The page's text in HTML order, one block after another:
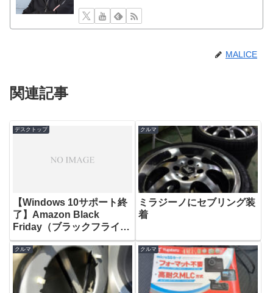
MALICE
関連記事
デスクトップ
【Windows 10サポート終
了】Amazon Black
Friday（ブラックフライデ
ー）でWindows 11用のPC
パーツを購入
クルマ
ミラジーノにセブリング装
着
クルマ クルマ